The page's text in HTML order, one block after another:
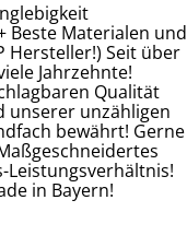
Beste Materialen und
Hersteller!) Seit über
Jahrzehnte!
Qualität
unserer unzähligen
bewährt! Gerne
Leistungsverhältnis!
in Bayern!